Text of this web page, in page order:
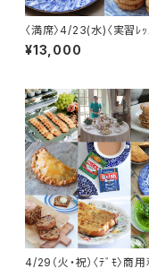
〈満席〉4/23(水)〈実習ﾚｯ
国産スペルト全粒粉とデ
スコーンとお菓子
¥13,000
4/29（火・祝）〈ﾃﾞﾓ〉商